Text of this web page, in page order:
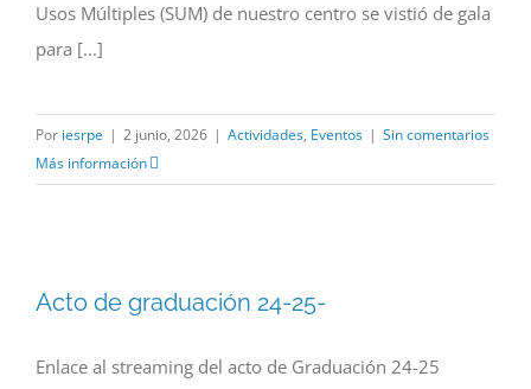
Usos Múltiples (SUM) de nuestro centro se vistió de gala
para [...]
Por iesrpe | 2 junio, 2026 | Actividades, Eventos | Sin comentarios
Más información
Acto de graduación 24-25-
Enlace al streaming del acto de Graduación 24-25